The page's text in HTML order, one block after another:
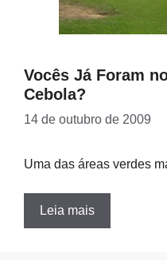
Vocês Já Foram
Cebola?
14 de outubro de 2009
Uma das áreas verdes
Leia mais